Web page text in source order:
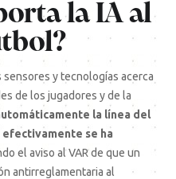
la IA al
y tecnologías acerca
de los jugadores y de la
la línea del
se ha
el aviso al VAR de que un
antirreglamentaria al